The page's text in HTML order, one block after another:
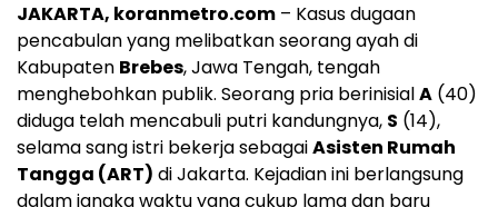
JAKARTA, koranmetro.com – Kasus dugaan
pencabulan yang melibatkan seorang ayah di
Kabupaten Brebes, Jawa Tengah, tengah
menghebohkan publik. Seorang pria berinisialA (40)
diduga telah mencabuli putri kandungnya, S (14),
selama sang istri bekerja sebagaiAsisten Rumah
Tangga (ART) di Jakarta. Kejadian ini berlangsung
dalam jangka waktu yang cukup lama dan baru